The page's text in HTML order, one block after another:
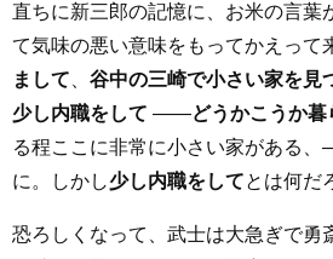
直ちに新三郎の記憶に、お米の言葉
て気味の悪い意味をもってかえっ
まして
谷中の三崎で小さい家を見
少し内職をして ――どうかこうか
る程ここに非常に小さい家がある
に。しかし少し内職をしてとは何だ
恐ろしくなって、武士は大急ぎで勇